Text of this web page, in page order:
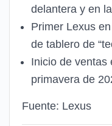
delantera y en
Primer Lexus
de tablero de
Inicio de ventas
primavera de
Fuente: Lexus